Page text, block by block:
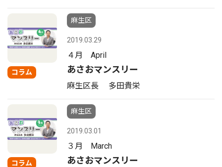
コラム
麻生区
2019.03.29
４月 April
あさおマンスリー
麻生区長 多田貴栄
コラム
麻生区
2019.03.01
３月 March
あさおマンスリー